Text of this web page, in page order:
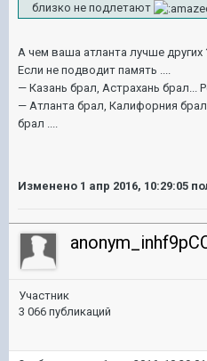
близко не подлетают
А чем ваша атланта лучше других
Если не подводит память ....
— Казань брал, Астрахань брал...
— Атланта брал, Калифорния
брал ....
Изменено 1 апр 2016, 10:29:05
Участник
3 066 публикаций